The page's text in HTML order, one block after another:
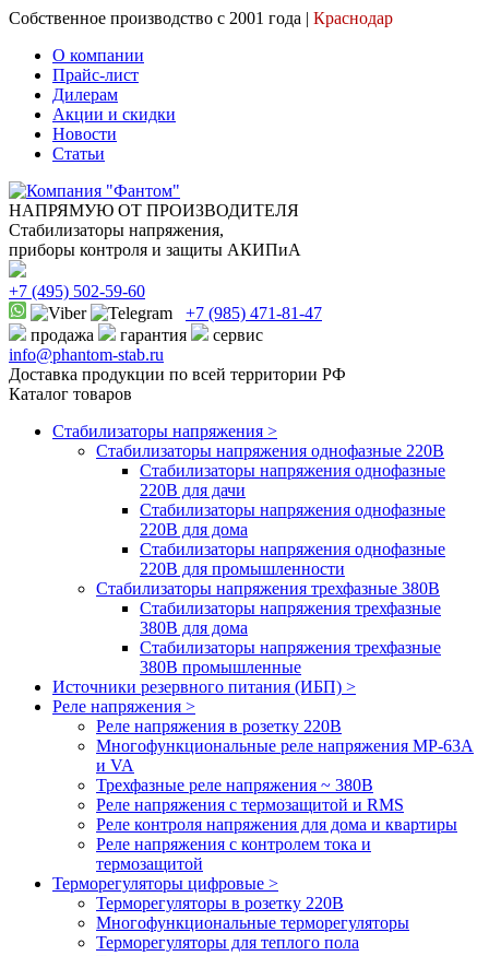
Собственное производство с 2001 года | Краснодар
О компании
Прайс-лист
Дилерам
Акции и скидки
Новости
Статьи
НАПРЯМУЮ ОТ ПРОИЗВОДИТЕЛЯ
Стабилизаторы напряжения,
приборы контроля и защиты АКИПиА
+7 (495) 502-59-60
+7 (985) 471-81-47
продажа
гарантия
сервис
info@phantom-stab.ru
Доставка продукции по всей территории РФ
Каталог товаров
Стабилизаторы напряжения >
Cтабилизаторы напряжения однофазные 220В
Стабилизаторы напряжения однофазные
220В для дачи
Стабилизаторы напряжения однофазные
220В для дома
Стабилизаторы напряжения однофазные
220В для промышленности
Стабилизаторы напряжения трехфазные 380В
Cтабилизаторы напряжения трехфазные
380В для дома
Стабилизаторы напряжения трехфазные
380В промышленные
Источники резервного питания (ИБП) >
Реле напряжения >
Реле напряжения в розетку 220В
Многофункциональные реле напряжения МР-63А
и VA
Трехфазные реле напряжения ~ 380В
Реле напряжения с термозащитой и RMS
Реле контроля напряжения для дома и квартиры
Реле напряжения с контролем тока и
термозащитой
Терморегуляторы цифровые >
Терморегуляторы в розетку 220В
Многофункциональные терморегуляторы
Терморегуляторы для теплого пола